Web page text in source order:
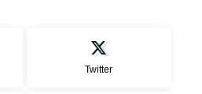
Twitter